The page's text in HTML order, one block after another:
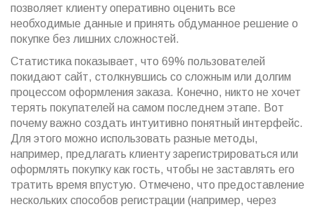
позволяет клиенту оперативно оценить все
необходимые данные и принять обдуманное решение о
покупке без лишних сложностей.
Статистика показывает, что 69% пользователей
покидают сайт, столкнувшись со сложным или долгим
процессом оформления заказа. Конечно, никто не хочет
терять покупателей на самом последнем этапе. Вот
почему важно создать интуитивно понятный интерфейс.
Для этого можно использовать разные методы,
например, предлагать клиенту зарегистрироваться или
оформлять покупку как гость, чтобы не заставлять его
тратить время впустую. Отмечено, что предоставление
нескольких способов регистрации (например, через